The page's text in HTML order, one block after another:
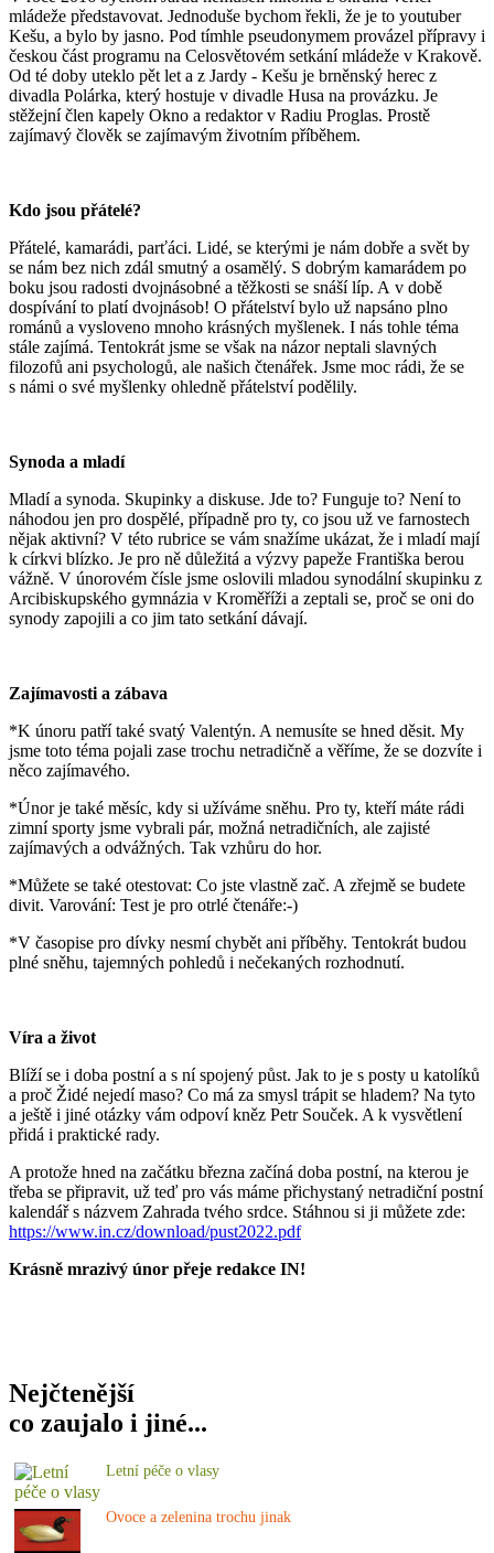
mládeže představovat. Jednoduše bychom řekli, že je to youtuber
Kešu, a bylo by jasno. Pod tímhle pseudonymem provázel přípravy i
českou část programu na Celosvětovém setkání mládeže v Krakově.
Od té doby uteklo pět let a z Jardy - Kešu je brněnský herec z
divadla Polárka, který hostuje v divadle Husa na provázku. Je
stěžejní člen kapely Okno a redaktor v Radiu Proglas. Prostě
zajímavý člověk se zajímavým životním příběhem.
Kdo jsou přátelé?
Přátelé, kamarádi, parťáci. Lidé, se kterými je nám dobře a svět by
se nám bez nich zdál smutný a osamělý. S dobrým kamarádem po
boku jsou radosti dvojnásobné a těžkosti se snáší líp. A v době
dospívání to platí dvojnásob! O přátelství bylo už napsáno plno
románů a vysloveno mnoho krásných myšlenek. I nás tohle téma
stále zajímá. Tentokrát jsme se však na názor neptali slavných
filozofů ani psychologů, ale našich čtenářek. Jsme moc rádi, že se
s námi o své myšlenky ohledně přátelství podělily.
Synoda a mladí
Mladí a synoda. Skupinky a diskuse. Jde to? Funguje to? Není to
náhodou jen pro dospělé, případně pro ty, co jsou už ve farnostech
nějak aktivní? V této rubrice se vám snažíme ukázat, že i mladí mají
k církvi blízko. Je pro ně důležitá a výzvy papeže Františka berou
vážně. V únorovém čísle jsme oslovili mladou synodální skupinku z
Arcibiskupského gymnázia v Kroměříži a zeptali se, proč se oni do
synody zapojili a co jim tato setkání dávají.
Zajímavosti a zábava
*K únoru patří také svatý Valentýn. A nemusíte se hned děsit. My
jsme toto téma pojali zase trochu netradičně a věříme, že se dozvíte i
něco zajímavého.
*Únor je také měsíc, kdy si užíváme sněhu. Pro ty, kteří máte rádi
zimní sporty jsme vybrali pár, možná netradičních, ale zajisté
zajímavých a odvážných. Tak vzhůru do hor.
*Můžete se také otestovat: Co jste vlastně zač. A zřejmě se budete
divit. Varování: Test je pro otrlé čtenáře:-)
*V časopise pro dívky nesmí chybět ani příběhy. Tentokrát budou
plné sněhu, tajemných pohledů i nečekaných rozhodnutí.
Víra a život
Blíží se i doba postní a s ní spojený půst. Jak to je s posty u katolíků
a proč Židé nejedí maso? Co má za smysl trápit se hladem? Na tyto
a ještě i jiné otázky vám odpoví kněz Petr Souček. A k vysvětlení
přidá i praktické rady.
A protože hned na začátku března začíná doba postní, na kterou je
třeba se připravit, už teď pro vás máme přichystaný netradiční postní
kalendář s názvem Zahrada tvého srdce. Stáhnou si ji můžete zde:
https://www.in.cz/download/pust2022.pdf
Krásně mrazivý únor přeje redakce IN!
Nejčtenější
co zaujalo i jiné...
Letní péče o vlasy
Ovoce a zelenina trochu jinak